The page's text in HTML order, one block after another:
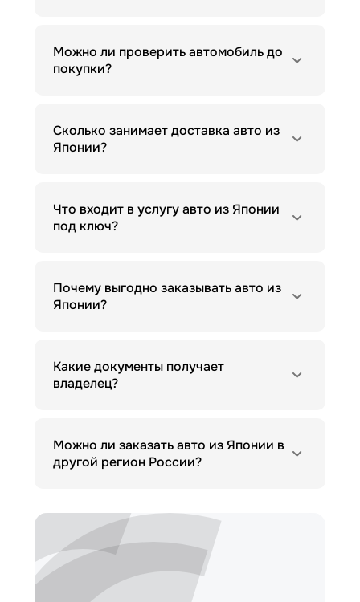
Можно ли проверить автомобиль до
покупки?
Сколько занимает доставка авто из
Японии?
Что входит в услугу авто из Японии
под ключ?
Почему выгодно заказывать авто из
Японии?
Какие документы получает
владелец?
Можно ли заказать авто из Японии в
другой регион России?